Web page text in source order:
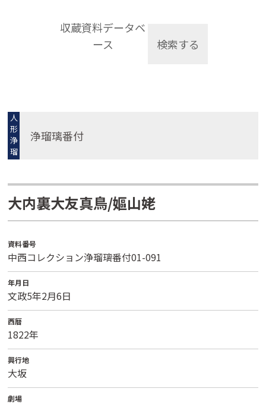
収蔵資料データベ
ース
検索する
人
形
浄
瑠
璃
浄瑠璃番付
大内裏大友真鳥/嫗山姥
資料番号
中西コレクション浄瑠璃番付01-091
年月日
文政5年2月6日
西暦
1822年
興行地
大坂
劇場